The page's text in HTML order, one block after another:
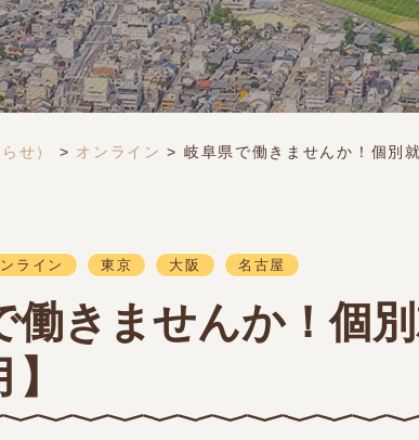
せ） > オンライン > 岐阜県で働きませんか！個別
ライン 東京 大阪 名古屋
働きませんか！個